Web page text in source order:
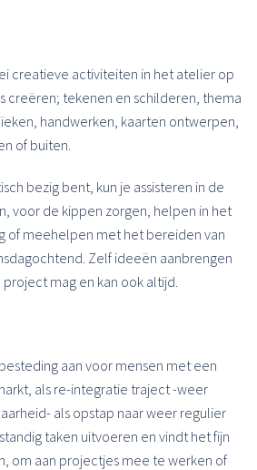
creatieve activiteiten in het atelier op
creëren; tekenen en schilderen, thema
handwerken, kaarten ontwerpen,
of buiten.
bezig bent, kun je assisteren in de
voor de kippen zorgen, helpen in het
of meehelpen met het bereiden van
Zelf ideeën aanbrengen
mag en kan ook altijd.
aan voor mensen met een
als re-integratie traject -weer
als opstap naar weer regulier
taken uitvoeren en vindt het fijn
om aan projectjes mee te werken of